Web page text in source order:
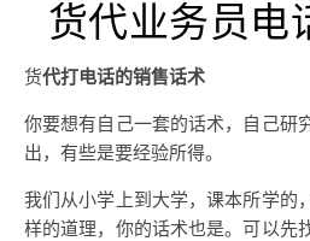
货代业务员电
货代打电话的销售话术
你要想有自己一套的话术，自己研
出，有些是要经验所得。
我们从小学上到大学，课本所学的
样的道理，你的话术也是。可以先